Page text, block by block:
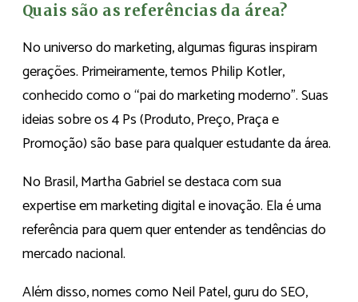
Quais são as referências da área?
No universo do marketing, algumas figuras inspiram
gerações. Primeiramente, temos Philip Kotler,
conhecido como o “pai do marketing moderno”. Suas
ideias sobre os 4 Ps (Produto, Preço, Praça e
Promoção) são base para qualquer estudante da área.
No Brasil, Martha Gabriel se destaca com sua
expertise em marketing digital e inovação. Ela é uma
referência para quem quer entender as tendências do
mercado nacional.
Além disso, nomes como Neil Patel, guru do SEO,